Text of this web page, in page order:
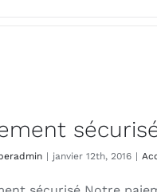
| janvier 12th, 2016 |